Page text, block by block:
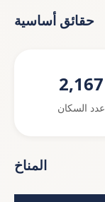
حقائق أساسية
2,167
عدد السكان
المناخ